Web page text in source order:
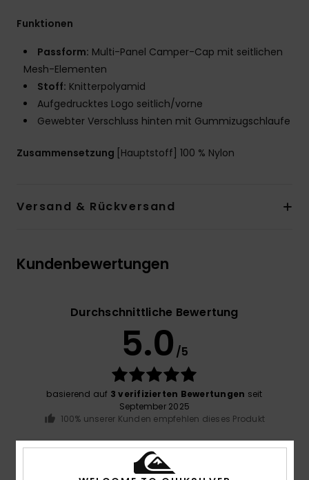
Funktionen
Passform: Multi-Panel Camper-Cap mit seitlichen
Mesh-Elementen
Stoff: Knitterpolyamid
Aufgedrucktes Logo seitlich/vorne
Gewebter Verschluss hinten mit Gummizugschlaufe
Zusammensetzung [Hauptstoff] 100 % Nylon
Versand & Rückversand
Kundenbewertungen
Durchschnittliche Bewertung
5.0 /5
basierend auf 3 verifizierten Bewertungen seit
September 2025
100% unserer Kunden empfehlen dieses Produkt
Komfort
5.0